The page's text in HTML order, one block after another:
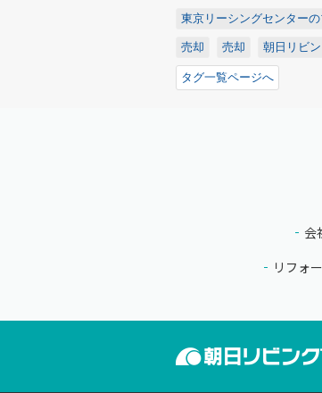
東京リーシングセンター
売却 売却 朝日リビ
タグ一覧ページへ
会
リフォ